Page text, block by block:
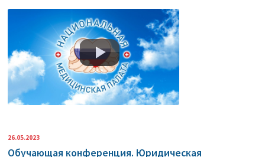
26.05.2023
Обучающая конференция. Юридическая